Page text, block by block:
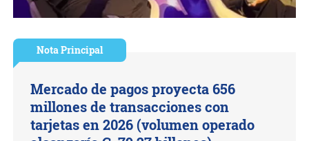
Nota Principal
Mercado de pagos proyecta 656
millones de transacciones con
tarjetas en 2026 (volumen operado